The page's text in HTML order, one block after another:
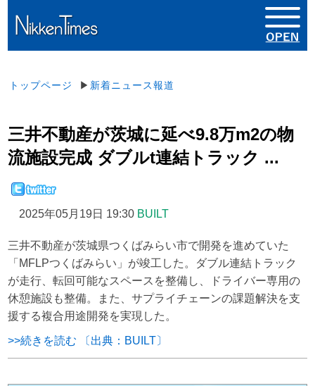
トップページ ▶ 新着ニュース報道
三井不動産が茨城に延べ9.8万m2の物
流施設完成 ダブルt連結トラック ...
2025年05月19日 19:30 BUILT
三井不動産が茨城県つくばみらい市で開発を進めていた
「MFLPつくばみらい」が竣工した。ダブル連結トラック
が走行、転回可能なスペースを整備し、ドライバー専用の
休憩施設も整備。また、サプライチェーンの課題解決を支
援する複合用途開発を実現した。
>>続きを読む 〔出典：BUILT〕